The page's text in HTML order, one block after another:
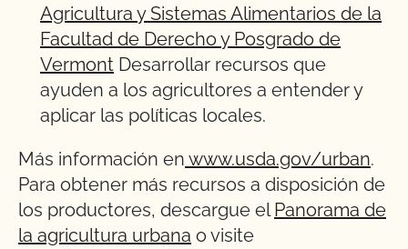
Agricultura y Sistemas Alimentarios de la
Facultad de Derecho y Posgrado de
Vermont Desarrollar recursos que
ayuden a los agricultores a entender y
aplicar las políticas locales.
Más información en www.usda.gov/urban.
Para obtener más recursos a disposición de
los productores, descargue elPanorama de
la agricultura urbana o visite